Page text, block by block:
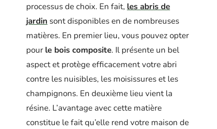
processus de choix. En fait, les abris de
jardin sont disponibles en de nombreuses
matières. En premier lieu, vous pouvez opter
pour le bois composite. Il présente un bel
aspect et protège efficacement votre abri
contre les nuisibles, les moisissures et les
champignons. En deuxième lieu vient la
résine. L’avantage avec cette matière
constitue le fait qu’elle rend votre maison de